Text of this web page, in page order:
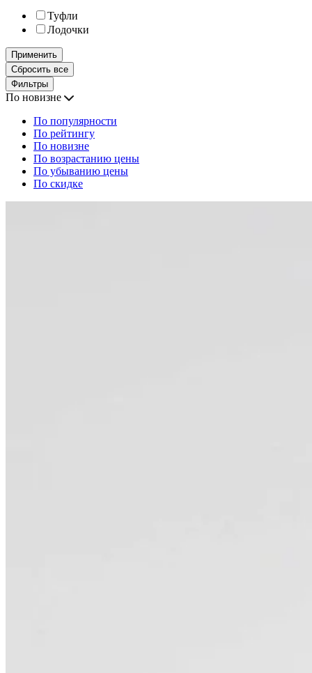
Туфли
Лодочки
Применить
Сбросить все
Фильтры
По новизне
По популярности
По рейтингу
По новизне
По возрастанию цены
По убыванию цены
По скидке